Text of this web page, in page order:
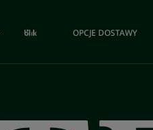
OPCJE DOSTAWY